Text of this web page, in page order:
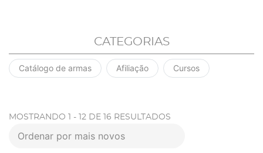
CATEGORIAS
Catálogo de armas Afiliação Cursos
MOSTRANDO 1 - 12 DE 16 RESULTADOS
Ordenar por mais novos